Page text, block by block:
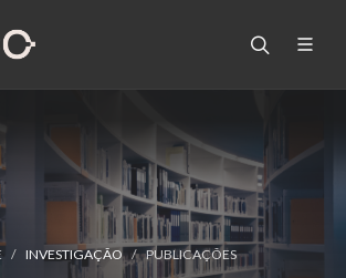
INVESTIGAÇÃO PUBLICAÇÕES